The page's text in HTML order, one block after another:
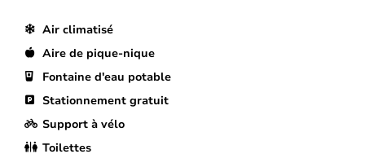
Air climatisé
Aire de pique-nique
Fontaine d'eau potable
Stationnement gratuit
Support à vélo
Toilettes